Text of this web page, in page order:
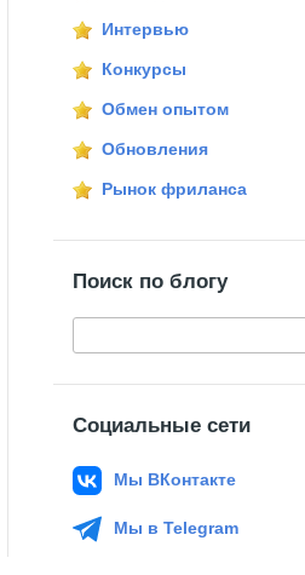
Интервью
Конкурсы
Обмен опытом
Обновления
Рынок фриланса
Поиск по блогу
Социальные сети
Мы ВКонтакте
Мы в Telegram